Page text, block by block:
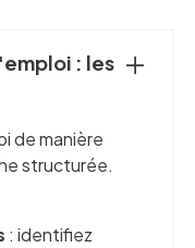
: les
de manière
structurée.
: identifiez